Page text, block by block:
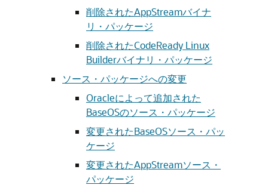
削除されたAppStreamバイナ
リ・パッケージ
削除されたCodeReady Linux
Builderバイナリ・パッケージ
ソース・パッケージへの変更
Oracleによって追加された
BaseOSのソース・パッケージ
変更されたBaseOSソース・パッ
ケージ
変更されたAppStreamソース・
パッケージ